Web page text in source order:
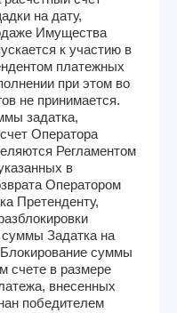
на дату,
Имущества
к участию в
платежных
при этом во
не принимается.
задатка,
Оператора
Регламентом
в
Оператором
Претенденту,
Задатка на
суммы
счете в размере
внесенных
победителем